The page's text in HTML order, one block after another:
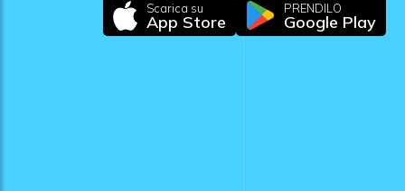
Scarica su
App Store
PRENDILO
Google Play